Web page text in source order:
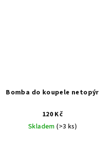
Bomba do koupele netopýr
120 Kč
Skladem(>3 ks)